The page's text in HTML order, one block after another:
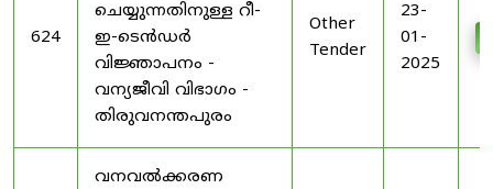
624
ചെയ്യുന്നതിനുള്ള റീ-
ഇ-ടെൻഡർ
വിജ്ഞാപനം -
വന്യജീവി വിഭാഗം -
തിരുവനന്തപുരം
Other
Tender
23-
01-
2025
വനവൽക്കരണ